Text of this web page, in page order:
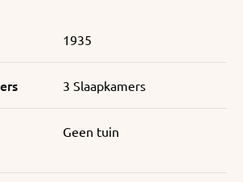
1935
3 Slaapkamers
Geen tuin